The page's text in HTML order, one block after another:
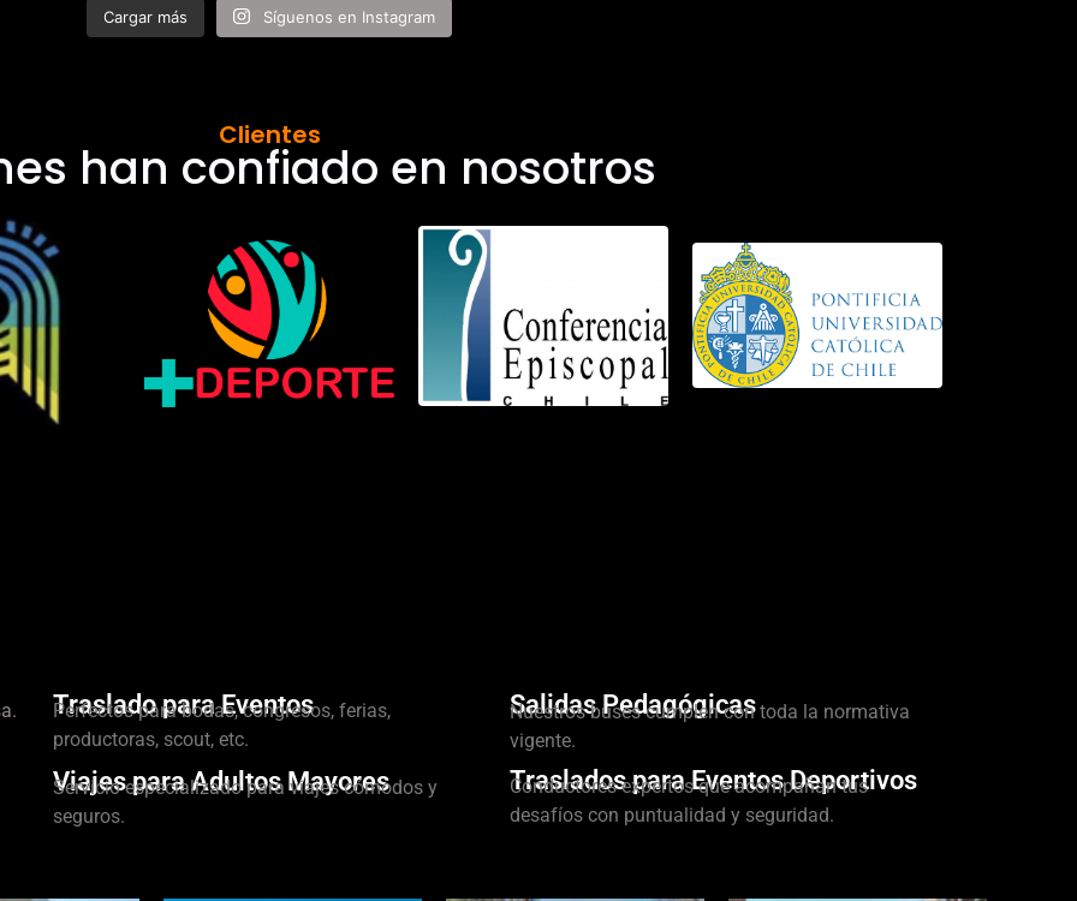
Cargar más Síguenos en Instagram
Clientes
han confiado en nosotros
Traslado para Eventos
Perfectos para bodas, congresos, ferias,
productoras, scout, etc.
Salidas Pedagógicas
Nuestros buses cumplen con toda la normativa
vigente.
Viajes para Adultos Mayores
Servicio especializado para viajes cómodos y
seguros.
Traslados para Eventos Deportivos
Conductores expertos que acompañan tus
desafíos con puntualidad y seguridad.